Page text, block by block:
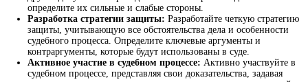
определите их сильные и слабые стороны.
Разработка стратегии защиты: Разработайте четкую стратегию
защиты, учитывающую все обстоятельства дела и особенности
судебного процесса. Определите ключевые аргументы и
контраргументы, которые будут использованы в суде.
Активное участие в судебном процессе: Активно участвуйте в
судебном процессе, представляя свои доказательства, задавая